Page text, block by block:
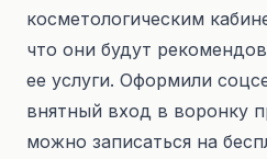
косметологическим
что они будут
ее услуги. Оформили
внятный вход в воронку
можно записаться на